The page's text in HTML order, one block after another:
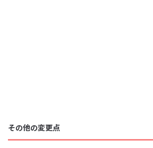
その他の変更点